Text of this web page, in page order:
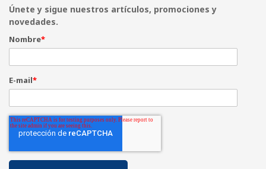
Únete y sigue nuestros artículos, promociones y
novedades.
Nombre*
E-mail*